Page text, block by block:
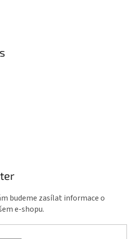
budeme zasílat informace o
e-shopu.